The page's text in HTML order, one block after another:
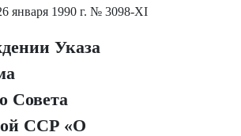
января 1990 г. № 3098-XI
Указа
Совета
ССР «О